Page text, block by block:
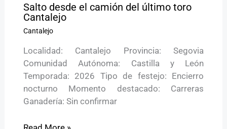
Salto desde el camión del último toro
Cantalejo
Cantalejo
Localidad: Cantalejo Provincia: Segovia
Comunidad Autónoma: Castilla y León
Temporada: 2026 Tipo de festejo: Encierro
nocturno Momento destacado: Carreras
Ganadería: Sin confirmar